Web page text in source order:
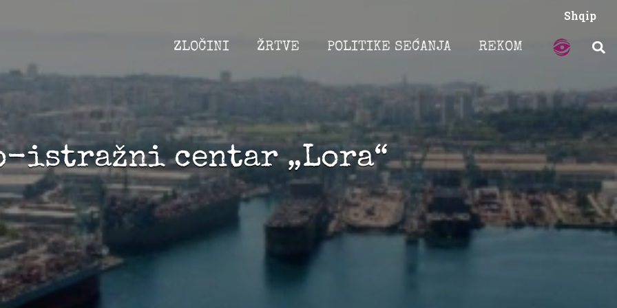
Shqip
ZLOČINI ŽRTVE POLITIKE SEĆANJA REKOM
istražni centar „Lora“